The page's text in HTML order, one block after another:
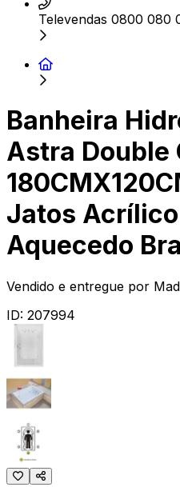
Televendas 0800 080
Banheira
Astra Double
Jatos
Aquecedo
Vendido e entregue por
ID: 207994